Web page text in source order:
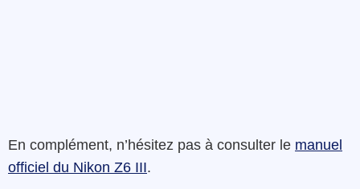
En complément, n’hésitez pas à consulter le manuel
officiel du Nikon Z6 III.